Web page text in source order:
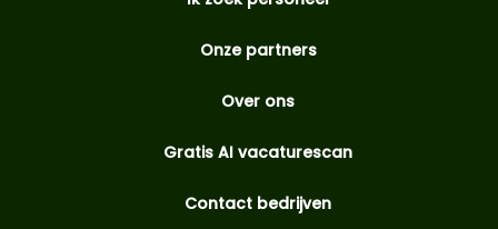
Onze partners
Over ons
Gratis AI vacaturescan
Contact bedrijven